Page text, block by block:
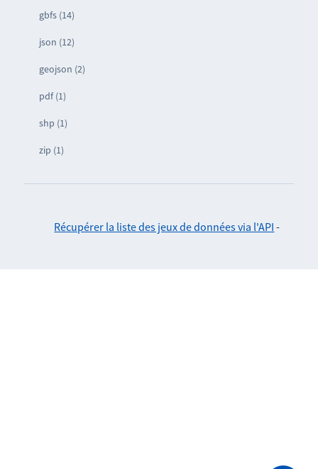
gbfs (14)
json (12)
geojson (2)
pdf (1)
shp (1)
zip (1)
Récupérer la liste des jeux de données via l'API -